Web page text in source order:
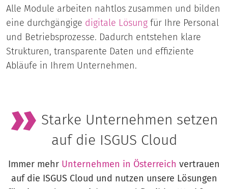
Alle Module arbeiten nahtlos zusammen und bilden
eine durchgängige digitale Lösung für Ihre Personal
und Betriebsprozesse. Dadurch entstehen klare
Strukturen, transparente Daten und effiziente
Abläufe in Ihrem Unternehmen.
Starke Unternehmen setzen
auf die ISGUS Cloud
Immer mehr Unternehmen in Österreich vertrauen
auf die ISGUS Cloud und nutzen unsere Lösungen